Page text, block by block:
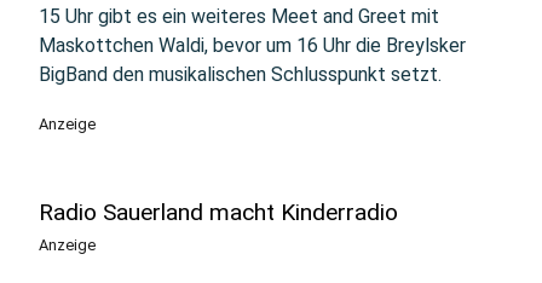
15 Uhr gibt es ein weiteres Meet and Greet mit
Maskottchen Waldi, bevor um 16 Uhr die Breylsker
BigBand den musikalischen Schlusspunkt setzt.
Anzeige
Radio Sauerland macht Kinderradio
Anzeige